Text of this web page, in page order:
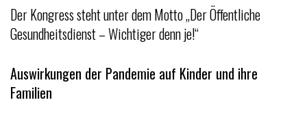
Der Kongress steht unter dem Motto „Der Öffentliche
Gesundheitsdienst – Wichtiger denn je!“
Auswirkungen der Pandemie auf Kinder und ihre
Familien